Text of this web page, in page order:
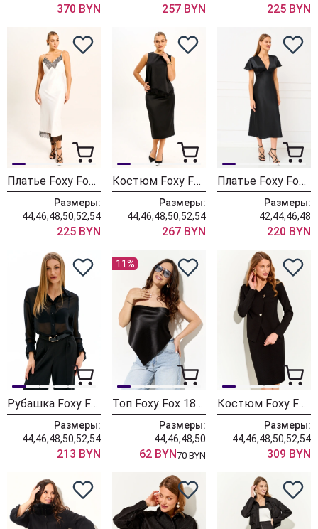
370 BYN 257 BYN 225 BYN
Платье Foxy Fox 1839 черно-белый
Размеры:
44,46,48,50,52,54
225 BYN
Костюм Foxy Fox 1849 черный
Размеры:
44,46,48,50,52,54
267 BYN
Платье Foxy Fox 1819 черный
Размеры:
42,44,46,48
220 BYN
Рубашка Foxy Fox 1662 черный
Размеры:
44,46,48,50,52,54
213 BYN
11%
Топ Foxy Fox 1814 черный
Размеры:
44,46,48,50
62 BYN70 BYN
Костюм Foxy Fox 1744
Размеры:
44,46,48,50,52,54
309 BYN